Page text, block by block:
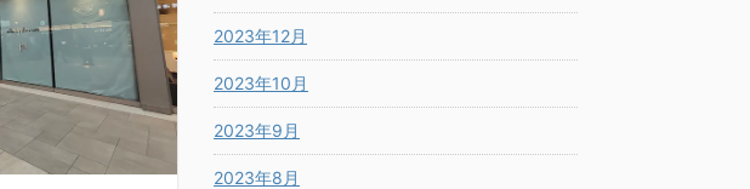
2023年12月
2023年10月
2023年9月
2023年8月